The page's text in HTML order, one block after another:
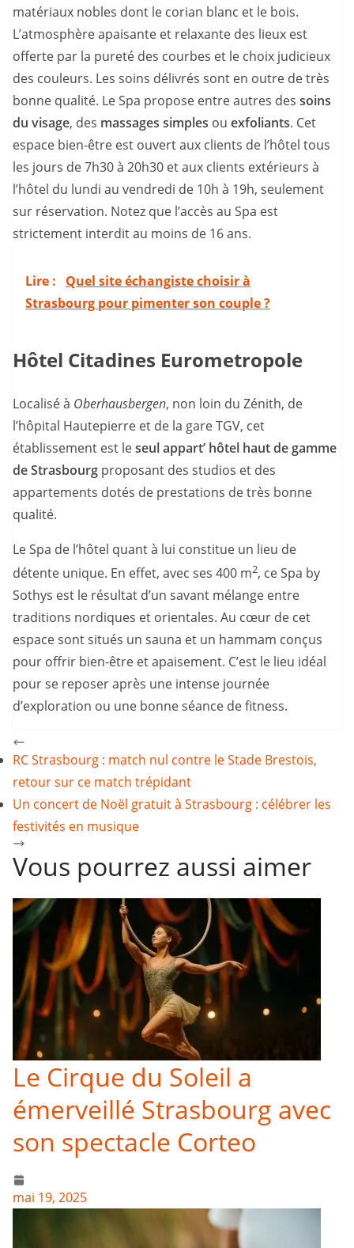
matériaux nobles dont le corian blanc et le bois.
L’atmosphère apaisante et relaxante des lieux est
offerte par la pureté des courbes et le choix judicieux
des couleurs. Les soins délivrés sont en outre de très
bonne qualité. Le Spa propose entre autres des soins
du visage, des massages simples ou exfoliants. Cet
espace bien-être est ouvert aux clients de l’hôtel tous
les jours de 7h30 à 20h30 et aux clients extérieurs à
l’hôtel du lundi au vendredi de 10h à 19h, seulement
sur réservation. Notez que l’accès au Spa est
strictement interdit au moins de 16 ans.
Lire :
Quel site échangiste choisir à
Strasbourg pour pimenter son couple ?
Hôtel Citadines Eurometropole
Localisé à Oberhausbergen, non loin du Zénith, de
l’hôpital Hautepierre et de la gare TGV, cet
établissement est leseul appart’ hôtel haut de gamme
de Strasbourg proposant des studios et des
appartements dotés de prestations de très bonne
qualité.
Le Spa de l’hôtel quant à lui constitue un lieu de
détente unique. En effet, avec ses 400 m2, ce Spa by
Sothys est le résultat d’un savant mélange entre
traditions nordiques et orientales. Au cœur de cet
espace sont situés un sauna et un hammam conçus
pour offrir bien-être et apaisement. C’est le lieu idéal
pour se reposer après une intense journée
d’exploration ou une bonne séance de fitness.
RC Strasbourg : match nul contre le Stade Brestois,
retour sur ce match trépidant
Un concert de Noël gratuit à Strasbourg : célébrer les
festivités en musique
Vous pourrez aussi aimer
Le Cirque du Soleil a
émerveillé Strasbourg avec
son spectacle Corteo
mai 19, 2025